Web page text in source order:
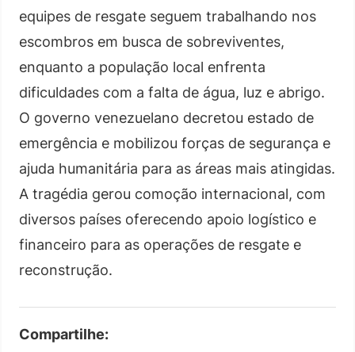
equipes de resgate seguem trabalhando nos
escombros em busca de sobreviventes,
enquanto a população local enfrenta
dificuldades com a falta de água, luz e abrigo.
O governo venezuelano decretou estado de
emergência e mobilizou forças de segurança e
ajuda humanitária para as áreas mais atingidas.
A tragédia gerou comoção internacional, com
diversos países oferecendo apoio logístico e
financeiro para as operações de resgate e
reconstrução.
Compartilhe: